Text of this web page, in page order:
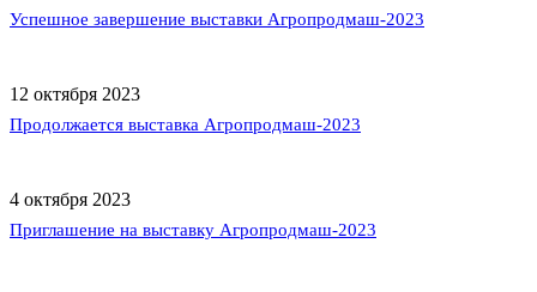
Успешное завершение выставки Агропродмаш-2023
12 октября 2023
Продолжается выставка Агропродмаш-2023
4 октября 2023
Приглашение на выставку Агропродмаш-2023